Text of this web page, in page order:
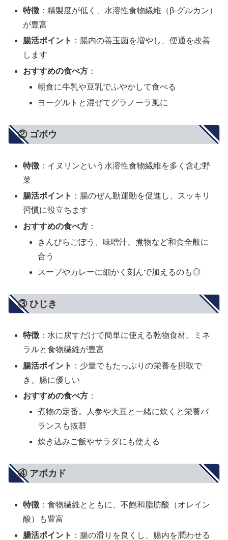
特徴 ：精製度が低く、水溶性食物繊維（β-グルカン）
が豊富
腸活ポイント ：腸内の善玉菌を増やし、便通を改善
します
おすすめの食べ方 ：
朝食に牛乳や豆乳でふやかして食べる
ヨーグルトと混ぜてグラノーラ風に
② ゴボウ
特徴 ：イヌリンという水溶性食物繊維を多く含む野
菜
腸活ポイント ：腸のぜん動運動を促進し、スッキリ
習慣に役立ちます
おすすめの食べ方 ：
きんぴらごぼう、味噌汁、煮物など和食全般に
合う
スープやカレーに細かく刻んで加えるのも◎
③ ひじき
特徴 ：水に戻すだけで簡単に使える乾物食材。ミネ
ラルと食物繊維が豊富
腸活ポイント ：少量でもたっぷりの栄養を摂取で
き、腸に優しい
おすすめの食べ方 ：
煮物の定番。人参や大豆と一緒に炊くと栄養バ
ランスも抜群
炊き込みご飯やサラダにも使える
④ アボカド
特徴 ：食物繊維とともに、不飽和脂肪酸（オレイン
酸）も豊富
腸活ポイント ：腸の滑りを良くし、腸内を潤わせる